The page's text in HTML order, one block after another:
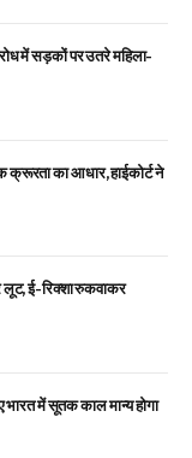
में सड़कों पर उतरे महिला-
क्रूरता का आधार, हाईकोर्ट ने
लूट, ई-रिक्शा रुकवाकर
भारत में सूतक काल मान्य होगा